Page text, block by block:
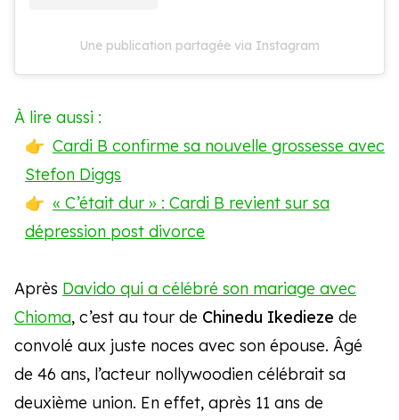
Une publication partagée via Instagram
Après Davido qui a célébré son mariage avec
Chioma, c’est au tour de Chinedu Ikedieze de
convolé aux juste noces avec son épouse. Âgé
de 46 ans, l’acteur nollywoodien célébrait sa
deuxième union. En effet, après 11 ans de
À lire aussi :
Cardi B confirme sa nouvelle grossesse avec
Stefon Diggs
« C’était dur » : Cardi B revient sur sa
dépression post divorce